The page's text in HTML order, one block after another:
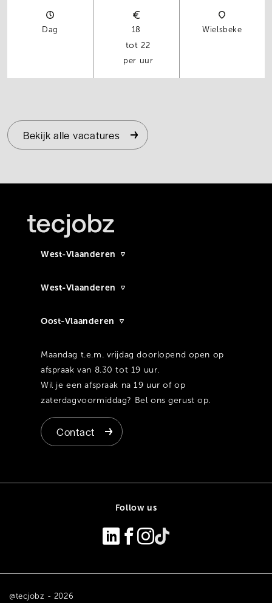
Dag
18
22
per uur
Wielsbeke
Bekijk alle vacatures
West-Vlaanderen
West-Vlaanderen
Oost-Vlaanderen
Maandag t.e.m. vrijdag doorlopend open op
afspraak van 8.30 tot 19 uur.
Wil je een afspraak na 19 uur of op
zaterdagvoormiddag? Bel ons gerust op.
Contact
Follow us
@tecjobz - 2026